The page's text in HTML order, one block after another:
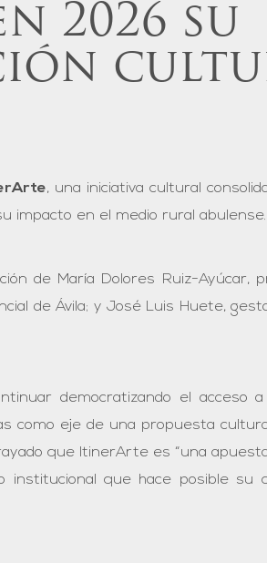
2026 su
, una iniciativa cultural
impacto en el medio rural abulense.
de María Dolores Ruiz-Ayúcar,
de Ávila; y José Luis Huete,
democratizando el acceso
como eje de una propuesta
que ItinerArte es “una
institucional que hace posible su